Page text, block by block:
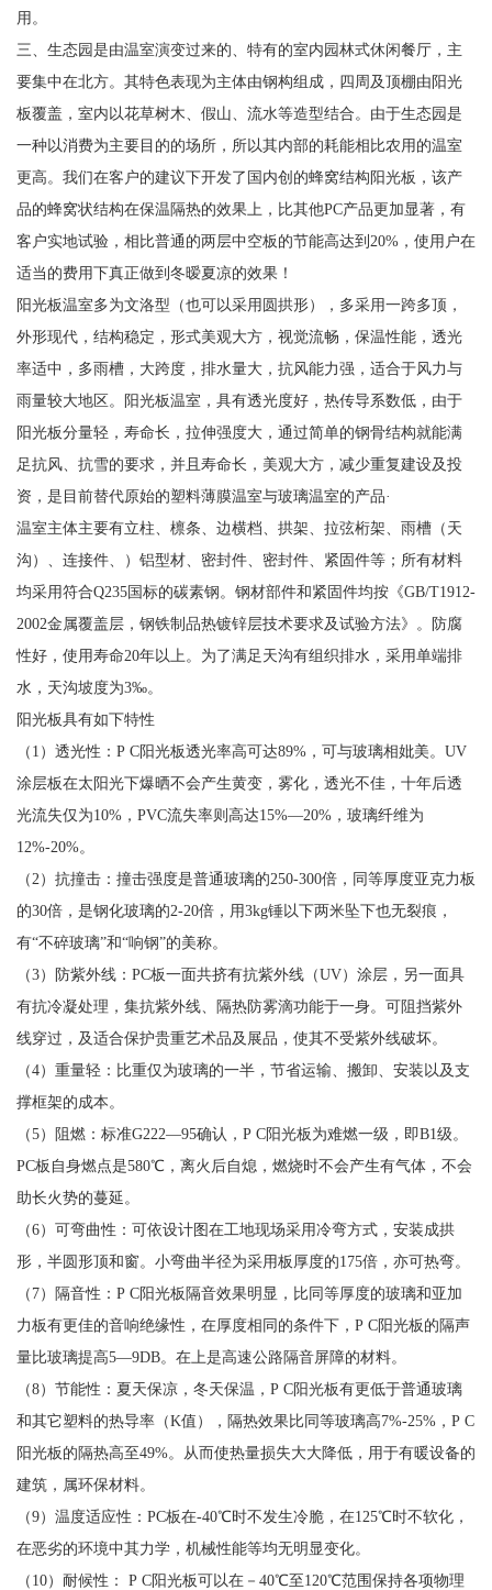
用。
三、生态园是由温室演变过来的、特有的室内园林式休闲餐厅，主
要集中在北方。其特色表现为主体由钢构组成，四周及顶棚由阳光
板覆盖，室内以花草树木、假山、流水等造型结合。由于生态园是
一种以消费为主要目的的场所，所以其内部的耗能相比农用的温室
更高。我们在客户的建议下开发了国内创的蜂窝结构阳光板，该产
品的蜂窝状结构在保温隔热的效果上，比其他PC产品更加显著，有
客户实地试验，相比普通的两层中空板的节能高达到20%，使用户在
适当的费用下真正做到冬暧夏凉的效果！
阳光板温室多为文洛型（也可以采用圆拱形），多采用一跨多顶，
外形现代，结构稳定，形式美观大方，视觉流畅，保温性能，透光
率适中，多雨槽，大跨度，排水量大，抗风能力强，适合于风力与
雨量较大地区。阳光板温室，具有透光度好，热传导系数低，由于
阳光板分量轻，寿命长，拉伸强度大，通过简单的钢骨结构就能满
足抗风、抗雪的要求，并且寿命长，美观大方，减少重复建设及投
资，是目前替代原始的塑料薄膜温室与玻璃温室的产品·
温室主体主要有立柱、檩条、边横档、拱架、拉弦桁架、雨槽（天
沟）、连接件、）铝型材、密封件、密封件、紧固件等；所有材料
均采用符合Q235国标的碳素钢。钢材部件和紧固件均按《GB/T1912-
2002金属覆盖层，钢铁制品热镀锌层技术要求及试验方法》。防腐
性好，使用寿命20年以上。为了满足天沟有组织排水，采用单端排
水，天沟坡度为3‰。
阳光板具有如下特性
（1）透光性：P C阳光板透光率高可达89%，可与玻璃相妣美。UV
涂层板在太阳光下爆晒不会产生黄变，雾化，透光不佳，十年后透
光流失仅为10%，PVC流失率则高达15%—20%，玻璃纤维为
12%-20%。
（2）抗撞击：撞击强度是普通玻璃的250-300倍，同等厚度亚克力板
的30倍，是钢化玻璃的2-20倍，用3kg锤以下两米坠下也无裂痕，
有“不碎玻璃”和“响钢”的美称。
（3）防紫外线：PC板一面共挤有抗紫外线（UV）涂层，另一面具
有抗冷凝处理，集抗紫外线、隔热防雾滴功能于一身。可阻挡紫外
线穿过，及适合保护贵重艺术品及展品，使其不受紫外线破坏。
（4）重量轻：比重仅为玻璃的一半，节省运输、搬卸、安装以及支
撑框架的成本。
（5）阻燃：标准G222—95确认，P C阳光板为难燃一级，即B1级。
PC板自身燃点是580℃，离火后自熄，燃烧时不会产生有气体，不会
助长火势的蔓延。
（6）可弯曲性：可依设计图在工地现场采用冷弯方式，安装成拱
形，半圆形顶和窗。小弯曲半径为采用板厚度的175倍，亦可热弯。
（7）隔音性：P C阳光板隔音效果明显，比同等厚度的玻璃和亚加
力板有更佳的音响绝缘性，在厚度相同的条件下，P C阳光板的隔声
量比玻璃提高5—9DB。在上是高速公路隔音屏障的材料。
（8）节能性：夏天保凉，冬天保温，P C阳光板有更低于普通玻璃
和其它塑料的热导率（K值），隔热效果比同等玻璃高7%-25%，P C
阳光板的隔热高至49%。从而使热量损失大大降低，用于有暖设备的
建筑，属环保材料。
（9）温度适应性：PC板在-40℃时不发生冷脆，在125℃时不软化，
在恶劣的环境中其力学，机械性能等均无明显变化。
（10）耐候性： P C阳光板可以在－40℃至120℃范围保持各项物理